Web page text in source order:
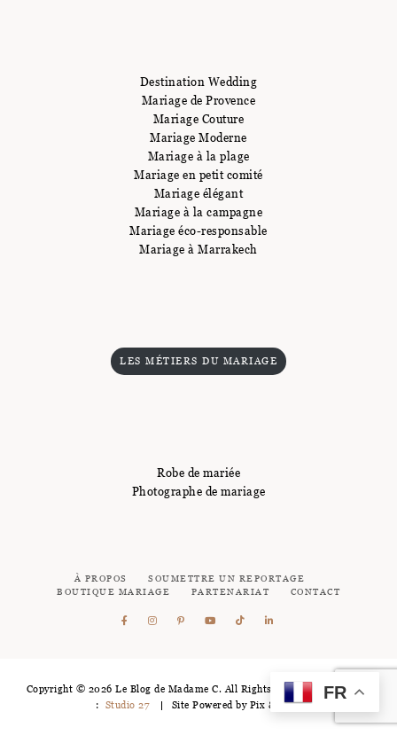
Destination Wedding
Mariage de Provence
Mariage Couture
Mariage Moderne
Mariage à la plage
Mariage en petit comité
Mariage élégant
Mariage à la campagne
Mariage éco-responsable
Mariage à Marrakech
LES MÉTIERS DU MARIAGE
Robe de mariée
Photographe de mariage
À PROPOS
SOUMETTRE UN REPORTAGE
BOUTIQUE MARIAGE
PARTENARIAT CONTACT
Copyright © 2026 Le Blog de Madame C. All Rights Reserved - Logotype
: Studio 27 Site Powered by Pix & Hue.
FR